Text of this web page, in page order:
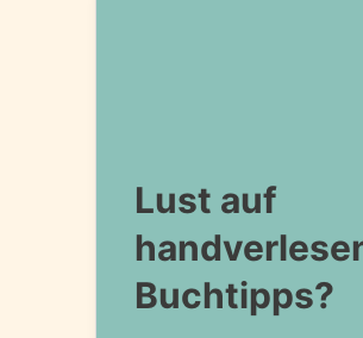
Lust auf
Buchtipps?